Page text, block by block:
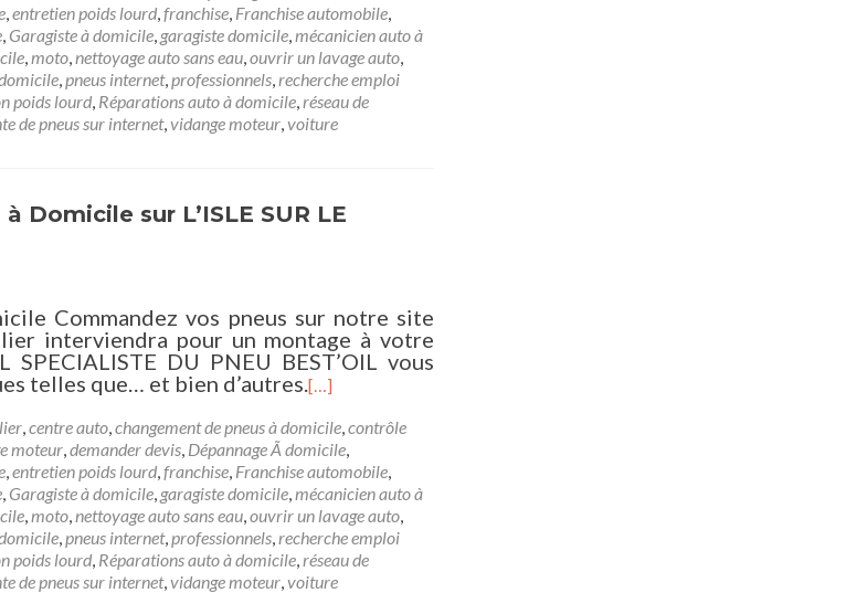
,entretien poids lourd,franchise, Franchise automobile,
, Garagiste à domicile, garagiste domicile,mécanicien auto à
,moto,nettoyage auto sans eau,ouvrir un lavage auto,
,pneus internet,professionnels,recherche emploi
poids lourd, Réparations auto à domicile,réseau de
de pneus sur internet,vidange moteur,voiture
Domicile sur L’ISLE SUR LE
Commandez vos pneus sur notre site
interviendra pour un montage à votre
DU PNEU BEST’OIL vous
telles que… et bien d’autres.[…]
,centre auto,changement de pneus à domicile,contrôle
moteur,demander devis, Dépannage Ã domicile,
,entretien poids lourd,franchise, Franchise automobile,
, Garagiste à domicile, garagiste domicile,mécanicien auto à
,moto,nettoyage auto sans eau,ouvrir un lavage auto,
,pneus internet,professionnels,recherche emploi
poids lourd, Réparations auto à domicile,réseau de
de pneus sur internet,vidange moteur,voiture